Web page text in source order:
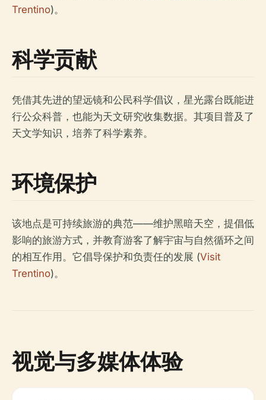
Trentino)。
科学贡献
凭借其先进的望远镜和公民科学倡议，星光露台既能进
行公众科普，也能为天文研究收集数据。其项目普及了
天文学知识，培养了科学素养。
环境保护
该地点是可持续旅游的典范——维护黑暗天空，提倡低
影响的旅游方式，并教育游客了解宇宙与自然循环之间
的相互作用。它倡导保护和负责任的发展 (Visit
Trentino)。
视觉与多媒体体验